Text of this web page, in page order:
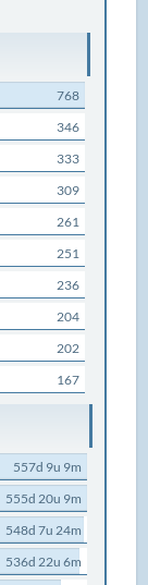
768
346
333
309
261
251
236
204
202
167
557d 9u 9m
555d 20u 9m
548d 7u 24m
536d 22u 6m